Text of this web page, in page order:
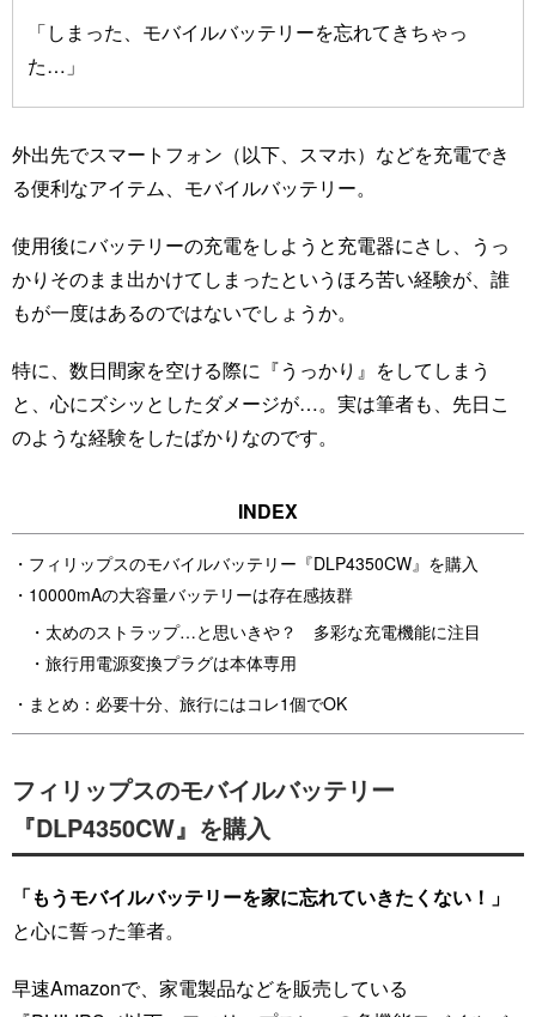
「しまった、モバイルバッテリーを忘れてきちゃっ
た…」
外出先でスマートフォン（以下、スマホ）などを充電でき
る便利なアイテム、モバイルバッテリー。
使用後にバッテリーの充電をしようと充電器にさし、うっ
かりそのまま出かけてしまったというほろ苦い経験が、誰
もが一度はあるのではないでしょうか。
特に、数日間家を空ける際に『うっかり』をしてしまう
と、心にズシッとしたダメージが…。実は筆者も、先日こ
のような経験をしたばかりなのです。
フィリップスのモバイルバッテリー『DLP4350CW』を購入
10000mAの大容量バッテリーは存在感抜群
太めのストラップ…と思いきや？ 多彩な充電機能に注目
旅行用電源変換プラグは本体専用
まとめ：必要十分、旅行にはコレ1個でOK
フィリップスのモバイルバッテリー
『DLP4350CW』を購入
「もうモバイルバッテリーを家に忘れていきたくない！」
と心に誓った筆者。
早速Amazonで、家電製品などを販売している